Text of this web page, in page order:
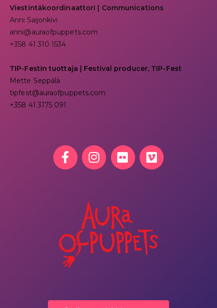
Viestintäkoordinaattori | Communications
Anni Saijonkivi
anni@auraofpuppets.com
+358 41 310 1534
TIP-Festin tuottaja | Festival producer, TIP-Fest
Mette Seppälä
tipfest@auraofpuppets.com
+358 41 3175 091